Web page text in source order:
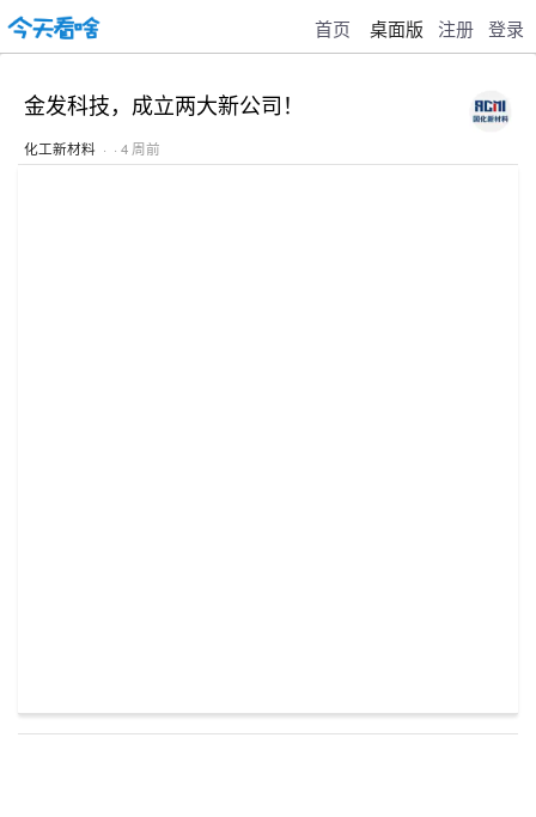
首页 桌面版 注册 登录
金发科技，成立两大新公司！
化工新材料 · · 4 周前